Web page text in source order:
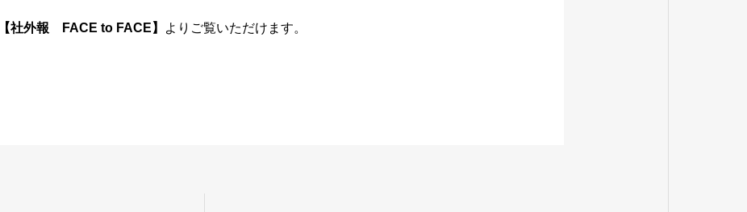
【社外報 FACE to FACE】 よりご覧いただけます。